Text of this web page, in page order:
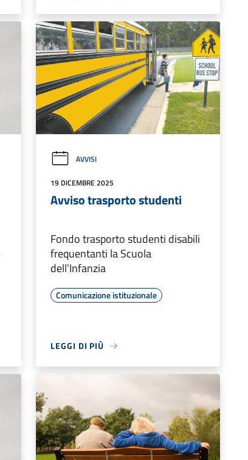
AVVISI
19 DICEMBRE 2025
Avviso trasporto studenti
Fondo trasporto studenti disabili
frequentanti la Scuola
dell’Infanzia
Comunicazione istituzionale
LEGGI DI PIÙ